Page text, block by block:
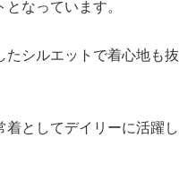
なっています。
シルエットで着心地も抜
としてデイリーに活躍し